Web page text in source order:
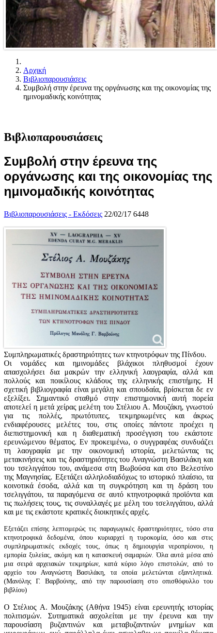
Αρχική
Βιβλιοπαρουσιάσεις
Συμβολή στην έρευνα της οργάνωσης και της οικονομίας της
ημινομαδικής κοινότητας
Βιβλιοπαρουσιάσεις
Συμβολή στην έρευνα της
οργάνωσης και της οικονομίας της
ημινομαδικής κοινότητας
Βιβλιοπαρουσιάσεις - Εκδόσεις 22/02/17 6448
Συμπληρωματικές δραστηριότητες των κτηνοτρόφων της Πίνδου.
Οι νομάδες και ημινομάδες βλάχικοι πληθυσμοί έχουν
απασχολήσει δια μακρών την ελληνική λαογραφία, αλλά και
πολλούς και ποικίλους κλάδους της ελληνικής επιστήμης. Η
σχετική βιβλιογραφία είναι μεγάλη και σπουδαία, βρίσκεται δε εν
εξελίξει. Σημαντικό σταθμό στην επιστημονική αυτή πορεία
αποτελεί η μετά χείρας μελέτη του Στέλιου Α. Μουζάκη, γνωστού
για τις πολλές, πρωτότυπες, τεκμηριωμένες και άκρως
ενδιαφέρουσες μελέτες του, στις οποίες πάντοτε προέχει η
διεπιστημονική και η διαθεματική προσέγγιση του εκάστοτε
ερευνώμενου θέματος. Εν προκειμένω, ο συγγραφέας συνδυάζει
τη λαογραφία με την οικονομική ιστορία, μελετώντας τις
μετακινήσεις και τις δραστηριότητες του Αναγνώστη Βασιλάκη και
του τσελιγγάτου του, ανάμεσα στη Βωβούσα και στο Βελεστίνο
της Μαγνησίας. Εξετάζει αλληλοδιαδόχως το ιστορικό πλαίσιο, τα
κοινοτικά έσοδα, αλλά και τη συγκρότηση και τη δράση του
τσελιγγάτου, τα παραγόμενα σε αυτό κτηνοτροφικά προϊόντα και
τις πωλήσεις τους, τις συναλλαγές με μέλη του τσελιγγάτου, αλλά
και με τις εκάστοτε κρατικές διοικητικές αρχές.
Εξετάζει επίσης λεπτομερώς τις παραγωγικές δραστηριότητες, τόσο στα
κτηνοτροφικά δεδομένα, όπου κυριαρχεί η τυροκομία, όσο και στις
συμπληρωματικές εκδοχές τους, όπως η δημιουργία νεροπρίονου, η
εμπορία ξυλείας, ακόμη και η κατασκευή σαμαριών. Όλα αυτά μέσα από
μια σειρά αρχειακών τεκμηρίων, κατά κύριο λόγο επιστολών, από το
αρχείο του Αναγνώστη Βασιλάκη, τα οποία μελετώνται εξαντλητικά.
(Μανόλης Γ. Βαρβούνης, από την παρουσίαση στο οπισθόφυλλο του
βιβλίου)
Ο Στέλιος Α. Μουζάκης (Αθήνα 1945) είναι ερευνητής ιστορίας
πολιτισμών. Συτηματικά ασχολείται με την έρευνα και την
παρουσίαση βυζαντινών και μεταβυζαντινών μνημίων και